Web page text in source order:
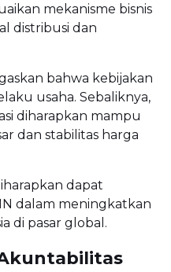
mekanisme bisnis
distribusi dan
bahwa kebijakan
usaha. Sebaliknya,
diharapkan mampu
dan stabilitas harga
dapat
dalam meningkatkan
di pasar global.